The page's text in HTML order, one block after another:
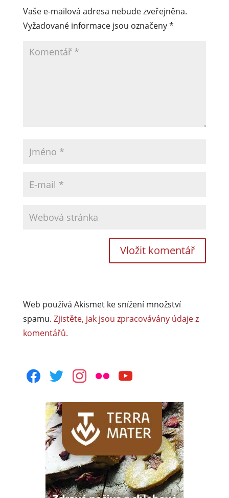
Vaše e-mailová adresa nebude zveřejněna.
Vyžadované informace jsou označeny*
Web používá Akismet ke snížení množství
spamu. Zjistěte, jak jsou zpracovávány údaje z
komentářů.
facebooktwitterinstagram
flickr youtube